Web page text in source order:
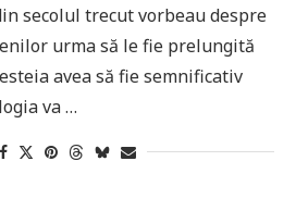
secolul trecut vorbeau despre
urma să le fie prelungită
avea să fie semnificativ
va …